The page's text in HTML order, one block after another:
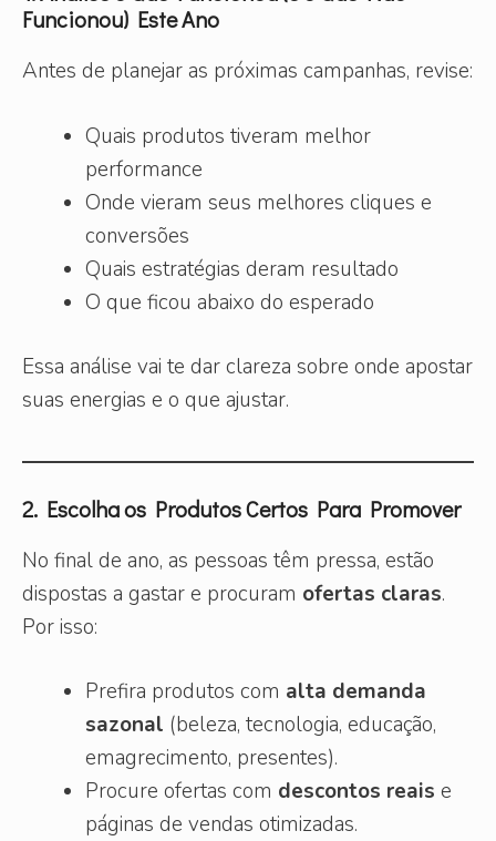
Funcionou) Este Ano
Antes de planejar as próximas campanhas, revise:
Quais produtos tiveram melhor
performance
Onde vieram seus melhores cliques e
conversões
Quais estratégias deram resultado
O que ficou abaixo do esperado
Essa análise vai te dar clareza sobre onde apostar
suas energias e o que ajustar.
2. Escolha os Produtos Certos Para Promover
No final de ano, as pessoas têm pressa, estão
dispostas a gastar e procuram ofertas claras.
Por isso:
Prefira produtos com alta demanda
sazonal (beleza, tecnologia, educação,
emagrecimento, presentes).
Procure ofertas com descontos reais e
páginas de vendas otimizadas.